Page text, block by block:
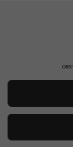
OBS!